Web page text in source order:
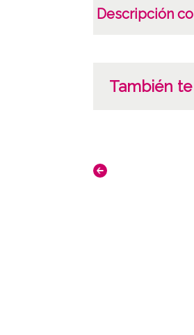
Descripción
También